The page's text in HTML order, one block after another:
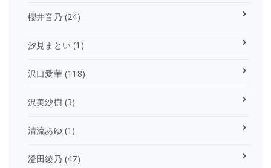
櫻井音乃 (24)
汐見まとい (1)
沢口愛華(118)
沢美沙樹(3)
清流あゆ (1)
澄田綾乃 (47)